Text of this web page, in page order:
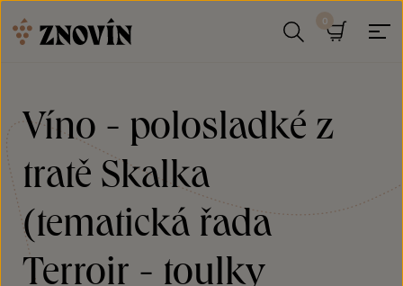
Víno - polosladké z
tratě Skalka
(tematická řada
Terroir - toulky